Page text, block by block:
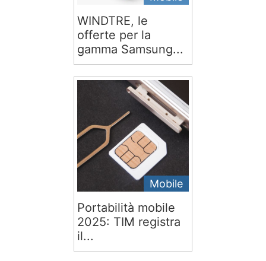
WINDTRE, le
offerte per la
gamma Samsung...
Mobile
Portabilità mobile
2025: TIM registra
il...